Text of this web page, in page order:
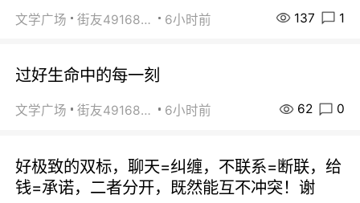
文学广场 街友49168527 6小时前 137 1
过好生命中的每一刻
文学广场 街友49168527 6小时前 62 0
好极致的双标，聊天=纠缠，不联系=断联，给
钱=承诺，二者分开，既然能互不冲突！谢